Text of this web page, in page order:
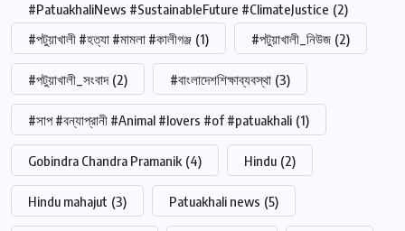
#PatuakhaliNews #SustainableFuture #ClimateJustice (2)
#পটুয়াখালী #হত্যা #মামলা #কালীগঞ্জ (1) #পটুয়াখালী_নিউজ (2)
#পটুয়াখালী_সংবাদ (2) #বাংলাদেশশিক্ষাব্যবস্থা (3)
#সাপ #বন্যাপ্রানী #Animal #lovers #of #patuakhali (1)
Gobindra Chandra Pramanik (4) Hindu (2)
Hindu mahajut (3) Patuakhali news (5)